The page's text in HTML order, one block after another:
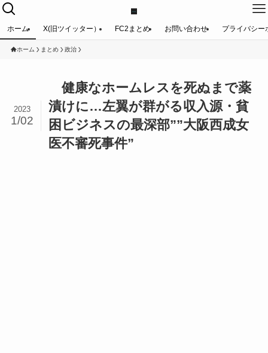
ホーム X(旧ツイッター） FC2まとめ お問い合わせ プライバシー
ホーム まとめ 政治
健康なホームレスを死ぬまで薬
漬けに…左翼が群がる収入源・貧
困ビジネスの最深部””大阪西成女
医不審死事件”
2023
1/02